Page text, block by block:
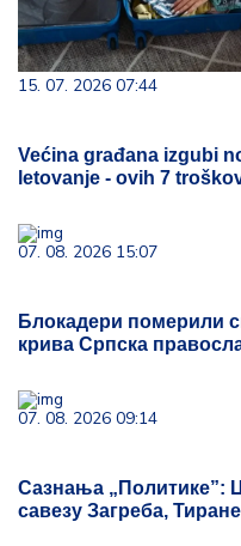
15. 07. 2026 07:44
Većina građana izgubi
letovanje - ovih 7
07. 08. 2026 15:07
Блокадери померили
крива Српска
07. 08. 2026 09:14
Сазнања „Политике”:
савезу Загреба,